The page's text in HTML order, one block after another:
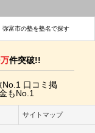
弥富市の塾を塾名で探す
件突破!!
サイトマップ